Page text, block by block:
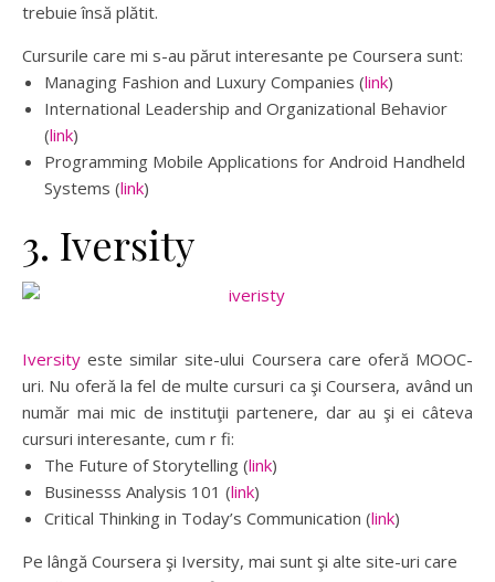
trebuie însă plătit.
Cursurile care mi s-au părut interesante pe Coursera sunt:
Managing Fashion and Luxury Companies (link)
International Leadership and Organizational Behavior
(link)
Programming Mobile Applications for Android Handheld
Systems (link)
3. Iversity
Iversity este similar site-ului Coursera care oferă MOOC-
uri. Nu oferă la fel de multe cursuri ca şi Coursera, având un
număr mai mic de instituţii partenere, dar au şi ei câteva
cursuri interesante, cum r fi:
The Future of Storytelling (link)
Businesss Analysis 101 (link)
Critical Thinking in Today’s Communication (link)
Pe lângă Coursera şi Iversity, mai sunt şi alte site-uri care